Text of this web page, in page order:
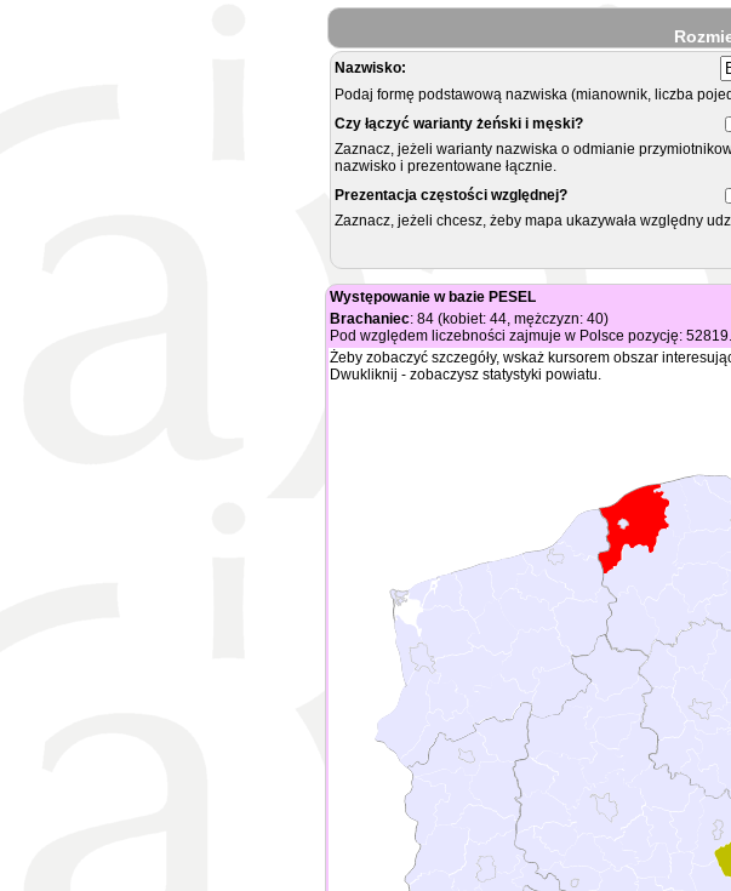
Nazwisko:
Podaj formę podstawową nazwiska (mianownik, liczba
Czy łączyć warianty żeński i męski?
Zaznacz, jeżeli warianty nazwiska o odmianie
nazwisko i prezentowane łącznie.
Prezentacja częstości względnej?
Zaznacz, jeżeli chcesz, żeby mapa ukazywała względny
Występowanie w bazie PESEL
Brachaniec: 84 (kobiet: 44, mężczyzn: 40)
Pod względem liczebności zajmuje w Polsce pozycję: 52819.
Żeby zobaczyć szczegóły, wskaż kursorem obszar
Dwukliknij - zobaczysz statystyki powiatu.